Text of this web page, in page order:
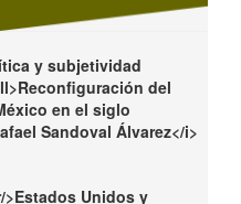
y subjetividad
del
en el siglo
Sandoval Álvarez</i>
Unidos y